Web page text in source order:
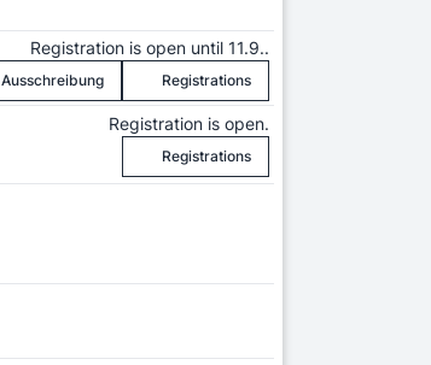
Registration is open until 11.9..
Ausschreibung Registrations
Registration is open.
Registrations